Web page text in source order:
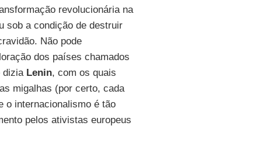
revolucionária na
sob a condição de destruir
Não pode
dos países chamados
dizia Lenin, com os quais
migalhas (por certo, cada
o internacionalismo é tão
pelos ativistas europeus